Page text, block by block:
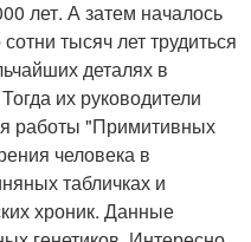
лет. А затем началось
тысяч лет трудиться
деталях в
их руководители
работы "Примитивных
человека в
табличках и
хроник. Данные